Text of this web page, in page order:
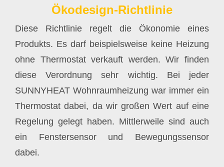
Ökodesign-Richtlinie
Diese Richtlinie regelt die Ökonomie eines
Produkts. Es darf beispielsweise keine Heizung
ohne Thermostat verkauft werden. Wir finden
diese Verordnung sehr wichtig. Bei jeder
SUNNYHEAT Wohnraumheizung war immer ein
Thermostat dabei, da wir großen Wert auf eine
Regelung gelegt haben. Mittlerweile sind auch
ein Fenstersensor und Bewegungssensor
dabei.